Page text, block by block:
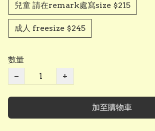
兒童 請在remark處寫size $215
成人 freesize $245
數量
−
+
加至購物車